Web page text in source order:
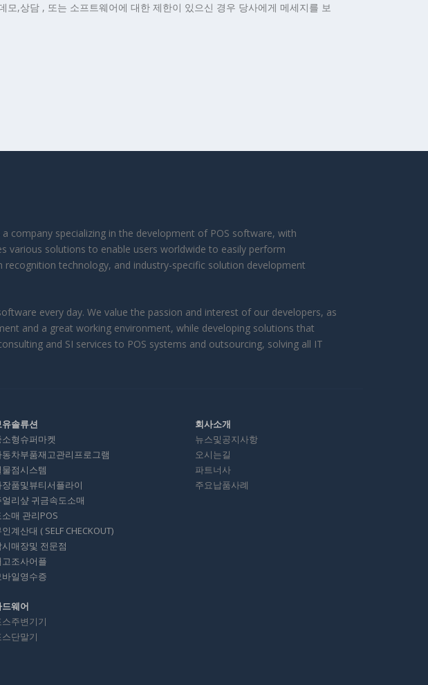
,상담 , 또는 소프트웨어에 대한 제한이 있으신 경우 당사에게 메세지를 보
company specializing in the development of POS software, with
various solutions to enable users worldwide to easily perform
technology, and industry-specific solution development
every day. We value the passion and interest of our developers, as
and a great working environment, while developing solutions that
and SI services to POS systems and outsourcing, solving all IT
유솔류션
소형슈퍼마켓
동차부품재고관리프로그램
물점시스템
장품및뷰티서플라이
얼리샾 귀금속도소매
소매 관리POS
계산대 ( SELF CHECKOUT)
시매장및 전문점
고조사어플
바일영수증
웨어
스주변기기
스단말기
회사소개
뉴스및공지사항
오시는길
파트너사
주요납품사례